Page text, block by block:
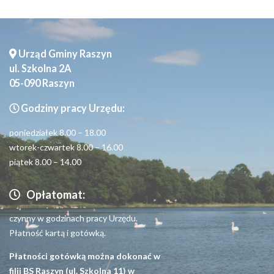
Urząd Gminy Raszyn
ul. Szkolna 2A
05-090 Raszyn
Godziny pracy Urzędu:
poniedziałek 8.00 – 18.00
wtorek-czwartek 8.00 – 16.00
piątek 8.00 – 14.00
Opłatomat:
czynny w godzinach pracy Urzędu.
Płatność kartą i gotówką.
Płatności gotówką można dokonać w
filii BS Raszyn (ul. Szkolna 11) w